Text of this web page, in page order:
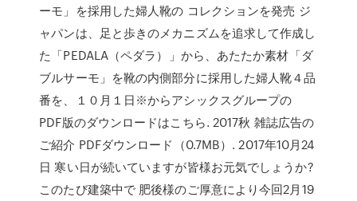
ーモ」を採用した婦人靴の コレクションを発売 ジ
ャパンは、足と歩きのメカニズムを追求して作成し
た「PEDALA（ペダラ）」から、あたたか素材「ダ
ブルサーモ」を靴の内側部分に採用した婦人靴４品
番を、１０月１日※からアシックスグループの
PDF版のダウンロードはこちら. 2017秋 雑誌広告の
ご紹介 PDFダウンロード（0.7MB）. 2017年10月24
日 寒い日が続いていますが皆様お元気でしょうか?
このたび建築中で 肥後様のご厚意により今回2月19